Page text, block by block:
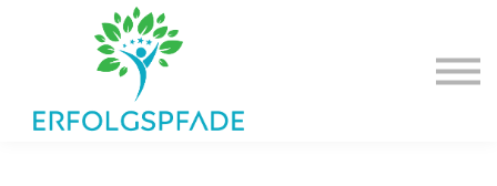
Deine Erfolgsangebote
Dein Erfolgspodcast